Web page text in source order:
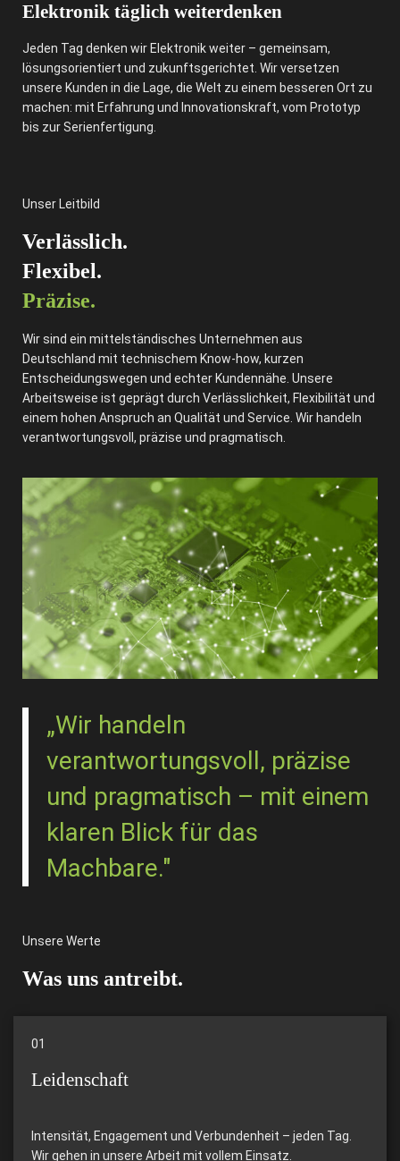
Elektronik täglich weiterdenken
Jeden Tag denken wir Elektronik weiter – gemeinsam,
lösungsorientiert und zukunftsgerichtet. Wir versetzen
unsere Kunden in die Lage, die Welt zu einem besseren Ort zu
machen: mit Erfahrung und Innovationskraft, vom Prototyp
bis zur Serienfertigung.
Unser Leitbild
Verlässlich.
Flexibel.
Präzise.
Wir sind ein mittelständisches Unternehmen aus
Deutschland mit technischem Know-how, kurzen
Entscheidungswegen und echter Kundennähe. Unsere
Arbeitsweise ist geprägt durch Verlässlichkeit, Flexibilität und
einem hohen Anspruch an Qualität und Service. Wir handeln
verantwortungsvoll, präzise und pragmatisch.
„Wir handeln
verantwortungsvoll, präzise
und pragmatisch – mit einem
klaren Blick für das
Machbare."
Unsere Werte
Was uns antreibt.
01
Leidenschaft
Intensität, Engagement und Verbundenheit – jeden Tag.
Wir gehen in unsere Arbeit mit vollem Einsatz.